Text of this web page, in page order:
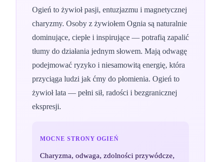
Ogień to żywioł pasji, entuzjazmu i magnetycznej
charyzmy. Osoby z żywiołem Ognia są naturalnie
dominujące, ciepłe i inspirujące — potrafią zapalić
tłumy do działania jednym słowem. Mają odwagę
podejmować ryzyko i niesamowitą energię, która
przyciąga ludzi jak ćmy do płomienia. Ogień to
żywioł lata — pełni sił, radości i bezgranicznej
ekspresji.
MOCNE STRONYOGIEŃ
Charyzma, odwaga, zdolności przywódcze,